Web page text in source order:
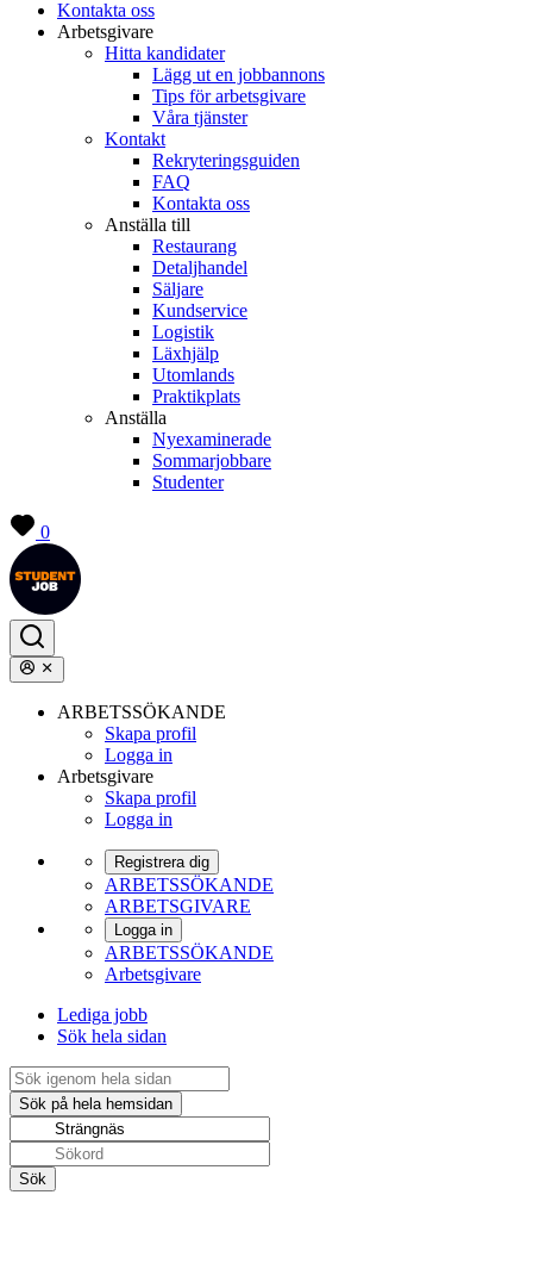
Kontakta oss
Arbetsgivare
Hitta kandidater
Lägg ut en jobbannons
Tips för arbetsgivare
Våra tjänster
Kontakt
Rekryteringsguiden
FAQ
Kontakta oss
Anställa till
Restaurang
Detaljhandel
Säljare
Kundservice
Logistik
Läxhjälp
Utomlands
Praktikplats
Anställa
Nyexaminerade
Sommarjobbare
Studenter
0
ARBETSSÖKANDE
Skapa profil
Logga in
Arbetsgivare
Skapa profil
Logga in
Registrera dig
ARBETSSÖKANDE
ARBETSGIVARE
Logga in
ARBETSSÖKANDE
Arbetsgivare
Lediga jobb
Sök hela sidan